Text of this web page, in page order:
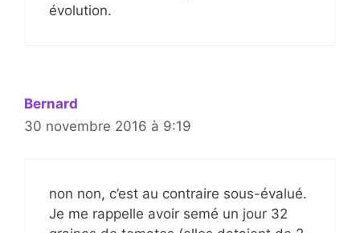
évolution.
Bernard
30 novembre 2016 à 9:19
non non, c’est au contraire sous-évalué.
Je me rappelle avoir semé un jour 32